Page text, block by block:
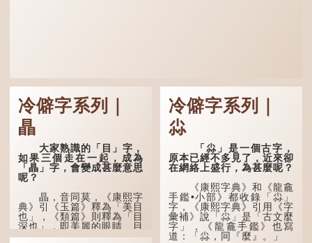
冷僻字系列｜
瞐
大家熟識的「目」字，
如果三個走在一起，成為
「瞐」字，會變成甚麼意思
呢？
瞐，音同莫，《康熙字
典》引《玉篇》釋為「美目
也」，《類篇》則釋為「目
深也」，即美麗的眼睛、目
光深邃的意思。
冷僻字系列｜
尛
「尛」是一個古字，
原本已經不多見了，近來卻
在網絡上盛行，為甚麼呢？
《康熙字典》和《龍龕
手鑑•小部》都收錄「尛」
字，《康熙字典》引用《字
彙補》說「尛」是「古文麼
字」，《龍龕手鑑》也寫
道：「尛，同『麼』。」